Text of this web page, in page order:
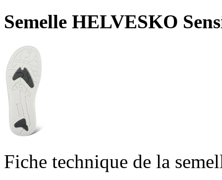
Semelle HELVESKO
Fiche technique de la